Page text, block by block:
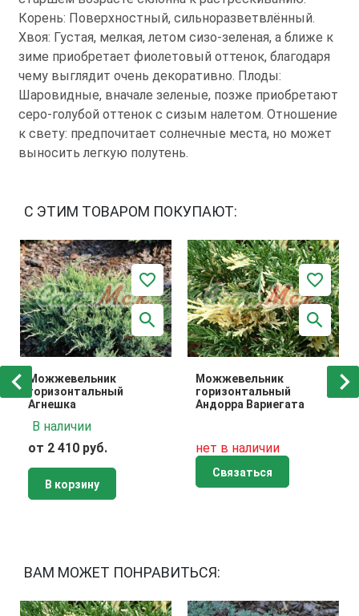
Корень: Поверхностный, сильноразветвлённый.
Хвоя: Густая, мелкая, летом сизо-зеленая, а ближе к
зиме приобретает фиолетовый оттенок, благодаря
чему выглядит очень декоративно. Плоды:
Шаровидные, вначале зеленые, позже приобретают
серо-голубой оттенок с сизым налетом. Отношение
к свету: предпочитает солнечные места, но может
выносить легкую полутень.
С ЭТИМ ТОВАРОМ ПОКУПАЮТ:
Можжевельник
горизонтальный
Агнешка
В наличии
от 2 410 руб.
В корзину
Можжевельник
горизонтальный
Андорра Вариегата
нет в наличии
Связаться
ВАМ МОЖЕТ ПОНРАВИТЬСЯ: